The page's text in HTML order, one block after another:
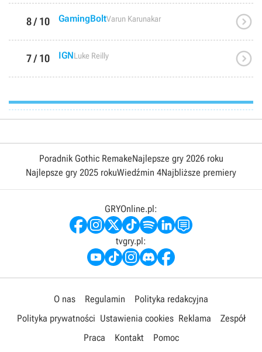
8 / 10 GamingBoltVarun Karunakar 
7 / 10 IGNLuke Reilly 
Poradnik Gothic RemakeNajlepsze gry 2026 roku
Najlepsze gry 2025 rokuWiedźmin 4Najbliższe premiery
GRYOnline.pl:
tvgry.pl:
O nas Regulamin
Polityka redakcyjna
Polityka prywatności Ustawienia cookies Reklama
Zespół
Praca
Kontakt Pomoc